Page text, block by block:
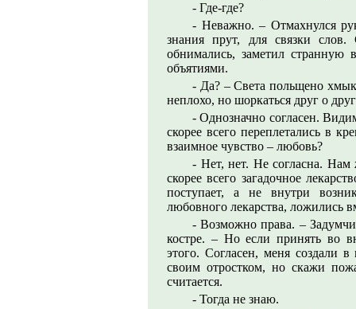
- Где-где?
- Неважно. – Отмахнулся
знания прут, для связки
обнимались, заметил странную
объятиями.
- Да? – Света польщено
неплохо, но шоркаться друг о
- Однозначно согласен.
скорее всего переплетались в
взаимное чувство – любовь?
- Нет, нет. Не согласна. Нам
скорее всего загадочное
поступает, а не внутри
любовного лекарства, ложились
- Возможно права. –
костре. – Но если принять во
этого. Согласен, меня создали
своим отростком, но скажи
считается.
- Тогда не знаю.